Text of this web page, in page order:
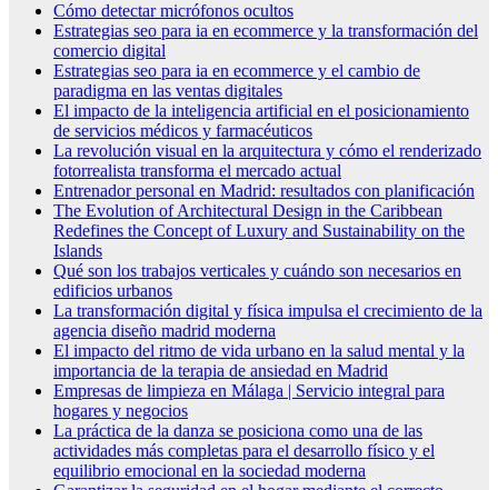
Cómo detectar micrófonos ocultos
Estrategias seo para ia en ecommerce y la transformación del
comercio digital
Estrategias seo para ia en ecommerce y el cambio de
paradigma en las ventas digitales
El impacto de la inteligencia artificial en el posicionamiento
de servicios médicos y farmacéuticos
La revolución visual en la arquitectura y cómo el renderizado
fotorrealista transforma el mercado actual
Entrenador personal en Madrid: resultados con planificación
The Evolution of Architectural Design in the Caribbean
Redefines the Concept of Luxury and Sustainability on the
Islands
Qué son los trabajos verticales y cuándo son necesarios en
edificios urbanos
La transformación digital y física impulsa el crecimiento de la
agencia diseño madrid moderna
El impacto del ritmo de vida urbano en la salud mental y la
importancia de la terapia de ansiedad en Madrid
Empresas de limpieza en Málaga | Servicio integral para
hogares y negocios
La práctica de la danza se posiciona como una de las
actividades más completas para el desarrollo físico y el
equilibrio emocional en la sociedad moderna